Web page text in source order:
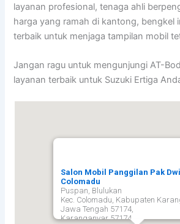
layanan profesional, tenaga ahli
harga yang ramah di kantong, bengkel
terbaik untuk menjaga tampilan mobil
Jangan ragu untuk mengunjungi AT-
layanan terbaik untuk Suzuki Ertiga
Salon Mobil Panggilan Pak
Colomadu
Puspan, Blulukan
Kec. Colomadu, Kabupaten
Jawa Tengah 57174,
Karanganyar 57174